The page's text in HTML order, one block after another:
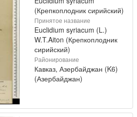
(Крепкоплодник сирийский)
Принятое название
Euclidium syriacum (L.)
W.T.Aiton (Крепкоплодник
сирийский)
Районирование
Кавказ, Азербайджан (K6)
(Азербайджан)